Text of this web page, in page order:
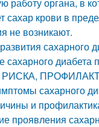
сахар крови в
не возникают.
сахарного
сахарного
сахарного
и
проявления